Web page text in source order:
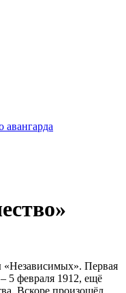
авангарда
Первая
5 февраля 1912, ещё
Вскоре произошёл